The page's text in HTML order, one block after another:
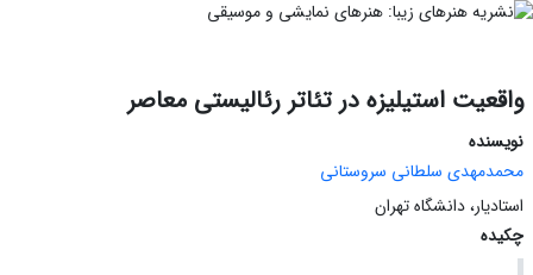
واقعیت استیلیزه در تئاتر رئالیستی معاصر
نویسنده
محمدمهدی سلطانی سروستانی
استادیار، دانشگاه تهران
چکیده